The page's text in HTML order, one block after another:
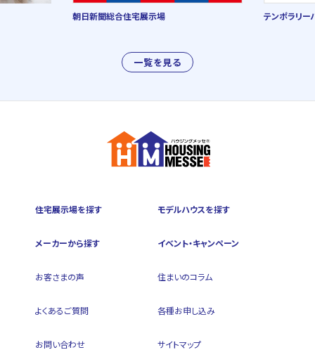
一覧を見る
朝日新聞総合住宅展示場 テンポラリー
住宅展示場を探す モデルハウスを探す
メーカーから探す イベント・キャンペーン
お客さまの声 住まいのコラム
よくあるご質問 各種お申し込み
お問い合わせ サイトマップ